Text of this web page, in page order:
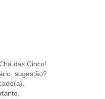
das Cinco!
sugestão?